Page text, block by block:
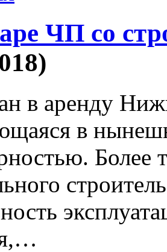
ЧП со
в аренду
в
Более